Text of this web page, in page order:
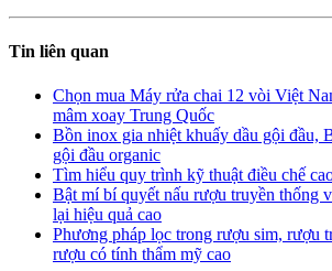
Tin liên quan
Chọn mua Máy rửa chai 12 vòi Việt
mâm xoay Trung Quốc
Bồn inox gia nhiệt khuấy dầu gội đầu,
gội đầu organic
Tìm hiểu quy trình kỹ thuật điều chế
Bật mí bí quyết nấu rượu truyền thống
lại hiệu quả cao
Phương pháp lọc trong rượu sim, rượu
rượu có tính thẩm mỹ cao